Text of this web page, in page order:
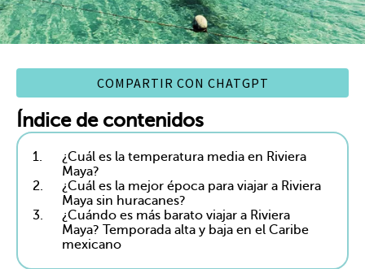
COMPARTIR CON CHATGPT
Índice de contenidos
1.
¿Cuál es la temperatura media en Riviera
Maya?
2.
¿Cuál es la mejor época para viajar a Riviera
Maya sin huracanes?
3.
¿Cuándo es más barato viajar a Riviera
Maya? Temporada alta y baja en el Caribe
mexicano